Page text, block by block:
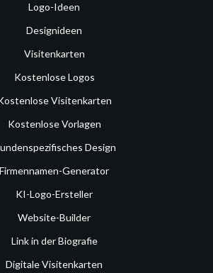
Logo-Ideen
Designideen
Visitenkarten
Kostenlose Logos
Visitenkarten
Kostenlose Vorlagen
Design
Firmennamen-Generator
KI-Logo-Ersteller
Website-Builder
Link in der Biografie
Digitale Visitenkarten